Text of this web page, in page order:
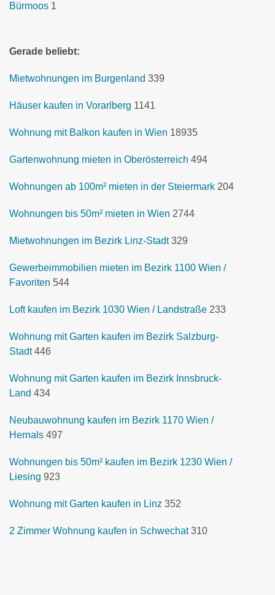
Bürmoos 1
Gerade beliebt:
Mietwohnungen im Burgenland 339
Häuser kaufen in Vorarlberg 1141
Wohnung mit Balkon kaufen in Wien 18935
Gartenwohnung mieten in Oberösterreich 494
Wohnungen ab 100m² mieten in der Steiermark 204
Wohnungen bis 50m² mieten in Wien 2744
Mietwohnungen im Bezirk Linz-Stadt 329
Gewerbeimmobilien mieten im Bezirk 1100 Wien /
Favoriten 544
Loft kaufen im Bezirk 1030 Wien / Landstraße 233
Wohnung mit Garten kaufen im Bezirk Salzburg-
Stadt 446
Wohnung mit Garten kaufen im Bezirk Innsbruck-
Land 434
Neubauwohnung kaufen im Bezirk 1170 Wien /
Hernals 497
Wohnungen bis 50m² kaufen im Bezirk 1230 Wien /
Liesing 923
Wohnung mit Garten kaufen in Linz 352
2 Zimmer Wohnung kaufen in Schwechat 310